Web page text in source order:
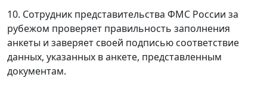
10. Сотрудник представительства ФМС России за
рубежом проверяет правильность заполнения
анкеты и заверяет своей подписью соответствие
данных, указанных в анкете, представленным
документам.